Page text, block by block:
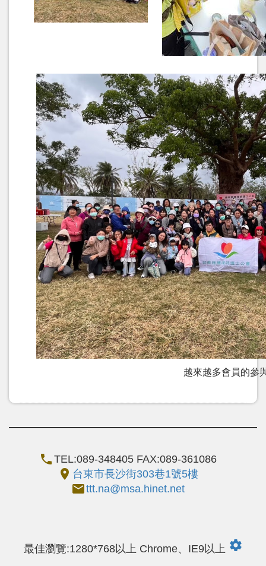
越來越多會員的參
call TEL:089-348405 FAX:089-361086
location_on 台東市長沙街303巷1號5樓
emailttt.na@msa.hinet.net
最佳瀏覽:1280*768以上 Chrome、IE9以上 settings